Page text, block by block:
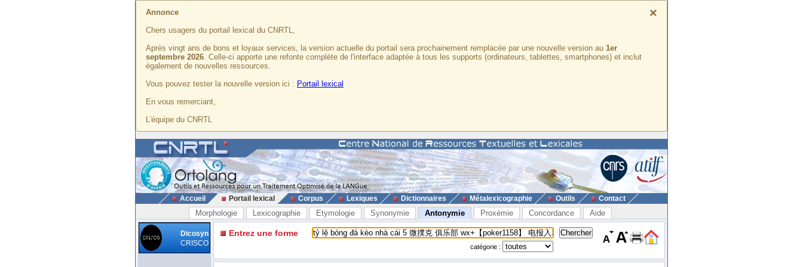
×
Annonce
Chers usagers du portail lexical du CNRTL,
Après vingt ans de bons et loyaux services, la version actuelle du portail sera prochainement remplacée par une nouvelle version au 1er
septembre 2026. Celle-ci apporte une refonte complète de l'interface adaptée à tous les supports (ordinateurs, tablettes, smartphones) et inclut
également de nouvelles ressources.
Vous pouvez tester la nouvelle version ici : Portail lexical
En vous remerciant,
L'équipe du CNRTL
Accueil Portail lexical Corpus Lexiques Dictionnaires Métalexicographie Outils Contact
Morphologie Lexicographie Etymologie Synonymie Antonymie Proxémie Concordance Aide
Dicosyn
CRISCO
Entrez une forme
catégorie :